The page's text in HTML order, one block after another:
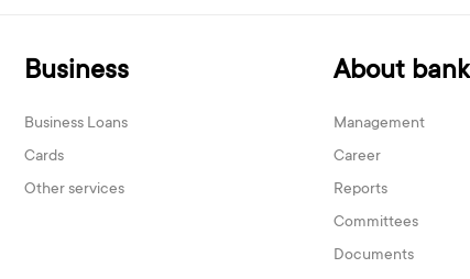
Business
Business Loans
Cards
Other services
About bank
Management
Career
Reports
Committees
Documents